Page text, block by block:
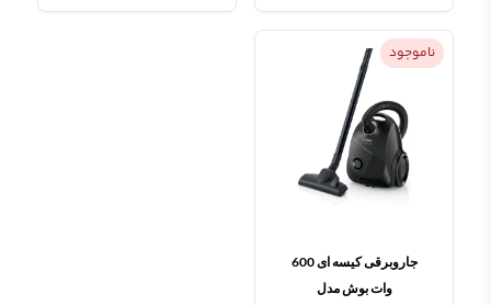
ناموجود
جاروبرقی کیسه ای 600
وات بوش مدل